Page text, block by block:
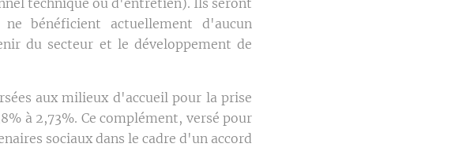
bénéficient actuellement d'aucun
du secteur et le développement de
aux milieux d'accueil pour la prise
à 2,73%. Ce complément, versé pour
sociaux dans le cadre d'un accord